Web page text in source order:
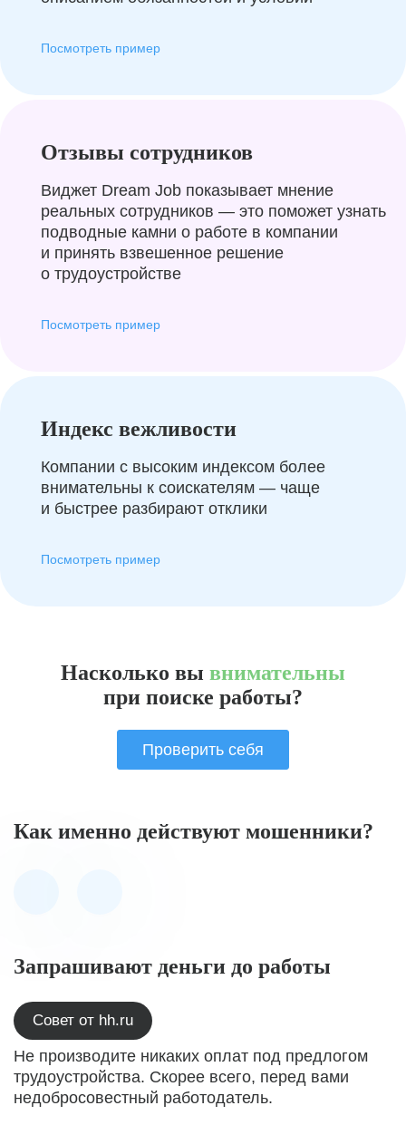
Посмотреть пример
Отзывы сотрудников
Виджет Dream Job показывает мнение
реальных сотрудников — это поможет узнать
подводные камни о работе в компании
и принять взвешенное решение
о трудоустройстве
Посмотреть пример
Индекс вежливости
Компании с высоким индексом более
внимательны к соискателям — чаще
и быстрее разбирают отклики
Посмотреть пример
Насколько вы внимательны
при поиске работы?
Проверить себя
Как именно действуют мошенники?
Запрашивают деньги до работы
Совет от hh.ru
Не производите никаких оплат под предлогом
трудоустройства. Скорее всего, перед вами
недобросовестный работодатель.